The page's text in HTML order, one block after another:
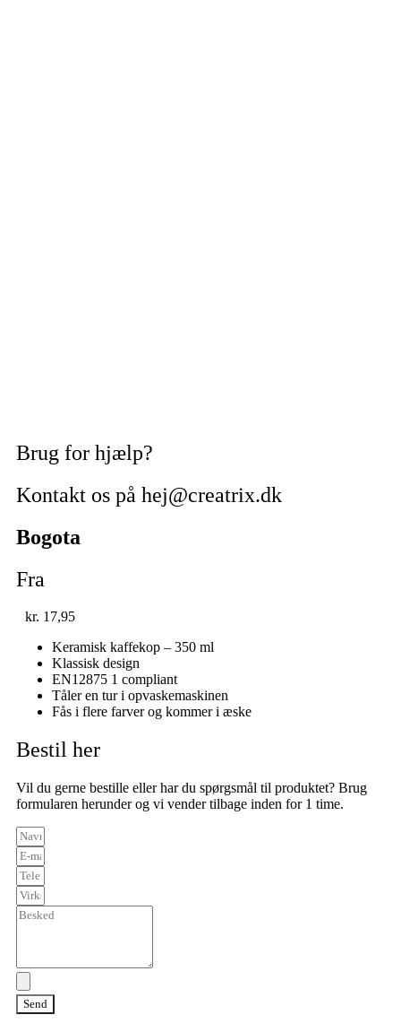
Brug for hjælp?
Kontakt os på hej@creatrix.dk
Bogota
Fra
kr. 17,95
Keramisk kaffekop – 350 ml
Klassisk design
EN12875 1 compliant
Tåler en tur i opvaskemaskinen
Fås i flere farver og kommer i æske
Bestil her
Vil du gerne bestille eller har du spørgsmål til produktet? Brug
formularen herunder og vi vender tilbage inden for 1 time.
Send